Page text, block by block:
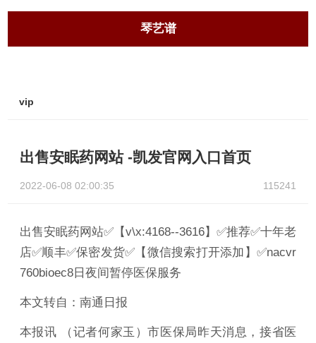
琴艺谱
vip
出售安眠药网站 -凯发官网入口首页
2022-06-08 02:00:35 115241
出售安眠药网站✅【v\x:4168--3616】✅推荐✅十年老
店✅顺丰✅保密发货✅【微信搜索打开添加】✅nacvr
760bioec8日夜间暂停医保服务
本文转自：南通日报
本报讯 （记者何家玉）市医保局昨天消息，接省医